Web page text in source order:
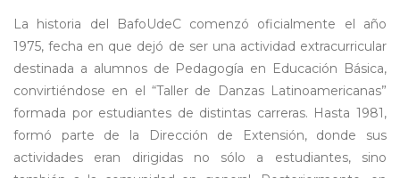
La historia del BafoUdeC comenzó oficialmente el año
1975, fecha en que dejó de ser una actividad extracurricular
destinada a alumnos de Pedagogía en Educación Básica,
convirtiéndose en el “Taller de Danzas Latinoamericanas”
formada por estudiantes de distintas carreras. Hasta 1981,
formó parte de la Dirección de Extensión, donde sus
actividades eran dirigidas no sólo a estudiantes, sino